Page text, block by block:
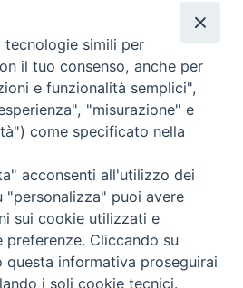
simili per
il tuo consenso, anche per
e funzionalità semplici",
"misurazione" e
come specificato nella
acconsenti all'utilizzo dei
"personalizza" puoi avere
sui cookie utilizzati e
preferenze. Cliccando su
informativa proseguirai
i soli cookie tecnici.